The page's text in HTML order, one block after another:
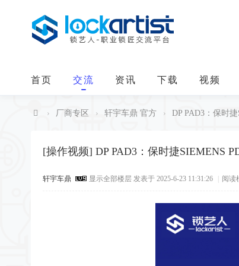
首页 交流 资讯 下载 视频
› 厂商专区 › 轩宇车鼎 官方 › DP PAD3：保时
[操作视频] DP PAD3：保时捷SIEMENS
轩宇车鼎 显示全部楼层 发表于 2025-6-23 11:31:26 阅读